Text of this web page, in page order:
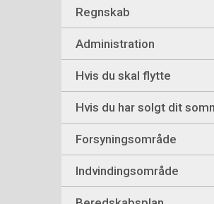
Regnskab
Administration
Hvis du skal flytte
Hvis du har solgt dit
Forsyningsområde
Indvindingsområde